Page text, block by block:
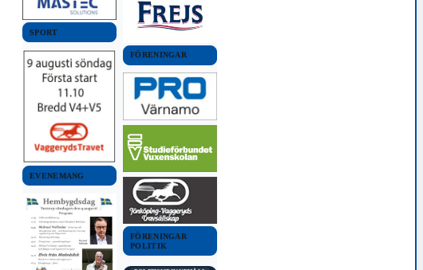
SPORT
EVENEMANG
FÖRENINGAR
FÖRENINGAR
POLITIK